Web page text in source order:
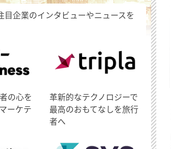
企業のインタビューやニュースを
の心を
ーケテ
革新的なテクノロジーで
最高のおもてなしを旅行
者へ